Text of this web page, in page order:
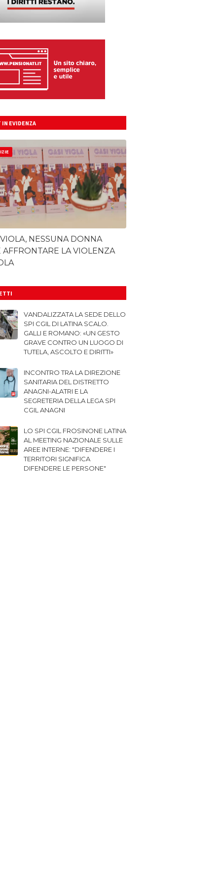
IN EVIDENZA
NESSUNA DONNA
AFFRONTARE LA VIOLENZA
VANDALIZZATA LA SEDE DELLO
SPI CGIL DI LATINA SCALO.
GALLI E ROMANO: «UN GESTO
GRAVE CONTRO UN LUOGO DI
TUTELA, ASCOLTO E DIRITTI»
INCONTRO TRA LA DIREZIONE
SANITARIA DEL DISTRETTO
ANAGNI-ALATRI E LA
SEGRETERIA DELLA LEGA SPI
CGIL ANAGNI
LO SPI CGIL FROSINONE LATINA
AL MEETING NAZIONALE SULLE
AREE INTERNE: "DIFENDERE I
TERRITORI SIGNIFICA
DIFENDERE LE PERSONE"